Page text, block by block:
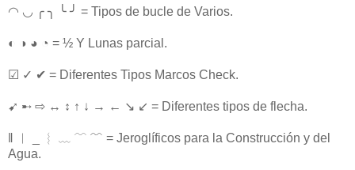
◠ ◡ ╭ ╮ ╰ ╯ = Tipos de bucle de Varios.
◐ ◑ ◕ ◔ = ½ Y Lunas parcial.
☑ ✓ ✔ = Diferentes Tipos Marcos Check.
➹ ➸ ⇨ ↔ ↕ ↑ ↓ → ← ↘ ↙ = Diferentes tipos de flecha.
‖ ︱ _ ︴ ﹏ ﹋ ﹌ = Jeroglíficos para la Construcción y del
Agua.